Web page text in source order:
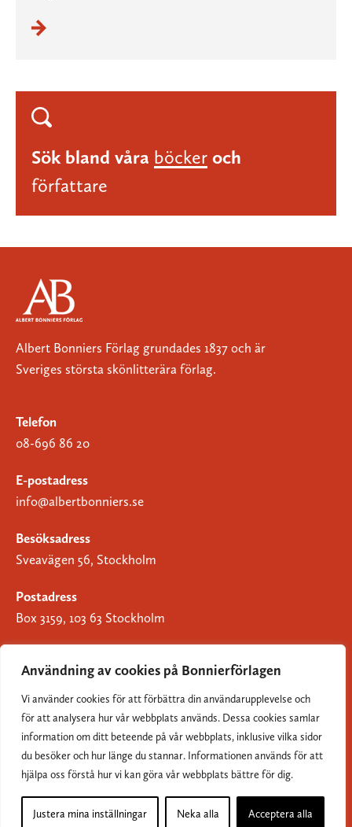
Användning av cookies på Bonnierförlagen
Vi använder cookies för att förbättra din användarupplevelse och
för att analysera hur vår webbplats används. Dessa cookies samlar
information om ditt beteende på vår webbplats, inklusive vilka sidor
du besöker och hur länge du stannar. Informationen används för att
hjälpa oss förstå hur vi kan göra vår webbplats bättre för dig.
Justera mina inställningar Neka alla Acceptera alla
Sök bland våra böcker och
författare
Albert Bonniers Förlag grundades 1837 och är
Sveriges största skönlitterära förlag.
Telefon
08-696 86 20
E-postadress
info@albertbonniers.se
Besöksadress
Sveavägen 56, Stockholm
Postadress
Box 3159, 103 63 Stockholm
Om Bonnierförlagen
Cookies
Integritetspolicy